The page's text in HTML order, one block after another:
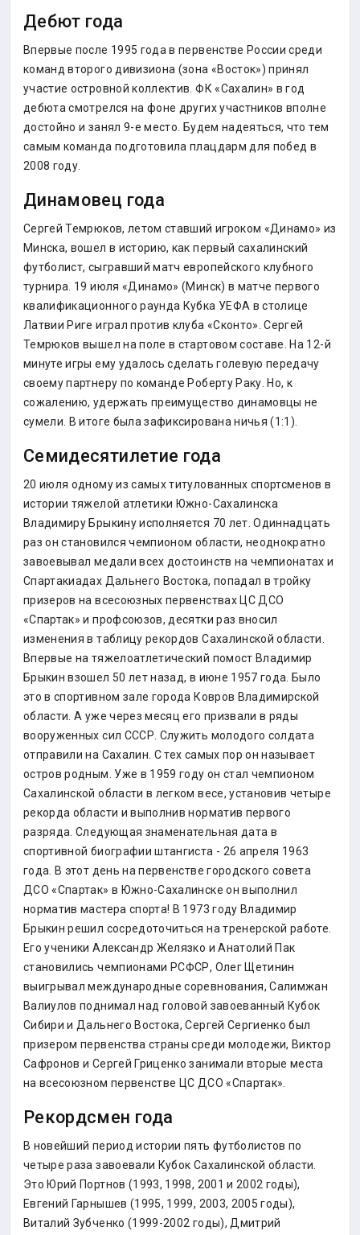
Дебют года
Впервые после 1995 года в первенстве России среди
команд второго дивизиона (зона «Восток») принял
участие островной коллектив. ФК «Сахалин» в год
дебюта смотрелся на фоне других участников вполне
достойно и занял 9-е место. Будем надеяться, что тем
самым команда подготовила плацдарм для побед в
2008 году.
Динамовец года
Сергей Темрюков, летом ставший игроком «Динамо» из
Минска, вошел в историю, как первый сахалинский
футболист, сыгравший матч европейского клубного
турнира. 19 июля «Динамо» (Минск) в матче первого
квалификационного раунда Кубка УЕФА в столице
Латвии Риге играл против клуба «Сконто». Сергей
Темрюков вышел на поле в стартовом составе. На 12-й
минуте игры ему удалось сделать голевую передачу
своему партнеру по команде Роберту Раку. Но, к
сожалению, удержать преимущество динамовцы не
сумели. В итоге была зафиксирована ничья (1:1).
Семидесятилетие года
20 июля одному из самых титулованных спортсменов в
истории тяжелой атлетики Южно-Сахалинска
Владимиру Брыкину исполняется 70 лет. Одиннадцать
раз он становился чемпионом области, неоднократно
завоевывал медали всех достоинств на чемпионатах и
Спартакиадах Дальнего Востока, попадал в тройку
призеров на всесоюзных первенствах ЦС ДСО
«Спартак» и профсоюзов, десятки раз вносил
изменения в таблицу рекордов Сахалинской области.
Впервые на тяжелоатлетический помост Владимир
Брыкин взошел 50 лет назад, в июне 1957 года. Было
это в спортивном зале города Ковров Владимирской
области. А уже через месяц его призвали в ряды
вооруженных сил СССР. Служить молодого солдата
отправили на Сахалин. С тех самых пор он называет
остров родным. Уже в 1959 году он стал чемпионом
Сахалинской области в легком весе, установив четыре
рекорда области и выполнив норматив первого
разряда. Следующая знаменательная дата в
спортивной биографии штангиста - 26 апреля 1963
года. В этот день на первенстве городского совета
ДСО «Спартак» в Южно-Сахалинске он выполнил
норматив мастера спорта! В 1973 году Владимир
Брыкин решил сосредоточиться на тренерской работе.
Его ученики Александр Желязко и Анатолий Пак
становились чемпионами РСФСР, Олег Щетинин
выигрывал международные соревнования, Салимжан
Валиулов поднимал над головой завоеванный Кубок
Сибири и Дальнего Востока, Сергей Сергиенко был
призером первенства страны среди молодежи, Виктор
Сафронов и Сергей Гриценко занимали вторые места
на всесоюзном первенстве ЦС ДСО «Спартак».
Рекордсмен года
В новейший период истории пять футболистов по
четыре раза завоевали Кубок Сахалинской области.
Это Юрий Портнов (1993, 1998, 2001 и 2002 годы),
Евгений Гарнышев (1995, 1999, 2003, 2005 годы),
Виталий Зубченко (1999-2002 годы), Дмитрий